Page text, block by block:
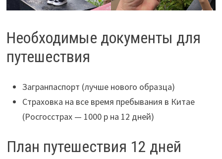
Необходимые документы для
путешествия
Загранпаспорт (лучше нового образца)
Страховка на все время пребывания в Китае
(Росгосстрах — 1000 р на 12 дней)
План путешествия 12 дней